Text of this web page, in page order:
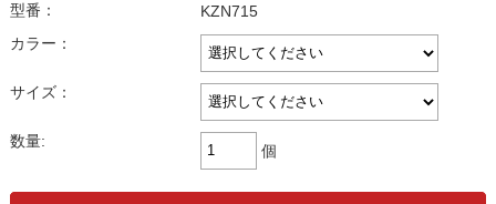
型番：
KZN715
カラー：
サイズ：
数量:
個